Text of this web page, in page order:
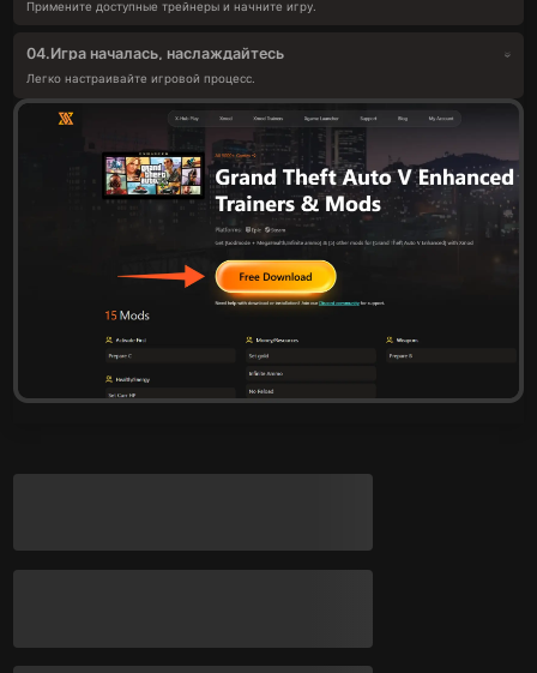
Примените доступные трейнеры и начните игру.
04.Игра началась, наслаждайтесь
Легко настраивайте игровой процесс.